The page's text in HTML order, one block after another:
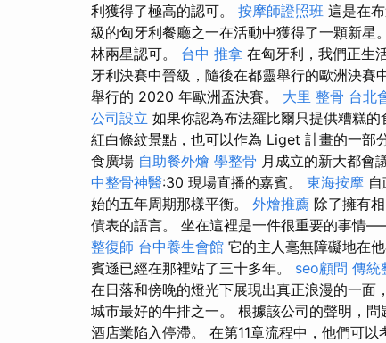
利獲得了極高的認可。 按摩師證照班 這是在
級的匈牙利餐廳之一在活動中獲得了一顆新
林兩星認可。 台中 推拿 在匈牙利，我們正生
牙利決賽中晉級，隨後在都靈舉行的歐洲決賽
舉行的 2020 年歐洲盃決賽。 大里 整骨 台北
公司設立 如果你認為布法羅比爾只提供糟糕
紅白條紋景點，也可以作為 Liget 計畫的一部
食廣場 自助餐外燴 學整骨 月成立的新大都會
中整骨神醫:30 現場直播的嘉賓。 東海按摩
始的五年周期那樣平衡。 外燴推薦 除了擁有
債表的語言。 坐在這裡是一件很重要的事情
整復師 台中養生會館 它的主人毫無障礙地在
賓遜已經在那裡站了三十多年。 seo顧問 傳統
在日落和傍晚的燈光下展現出真正浪漫的一面
城市最好的牛排之一。 根據該公司的聲明，
酒店業陷入停滯。 在第11章流程中，他們可